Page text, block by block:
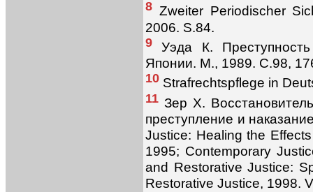
8 Zweiter Periodischer
2006. S.84.
9 Уэда К.
Японии. М., 1989. С.98,
10 Strafrechtspflege in
11 Зер Х.
преступление и
Justice: Healing the
1995; Contemporary
and Restorative Justice:
Restorative Justice, 1998.